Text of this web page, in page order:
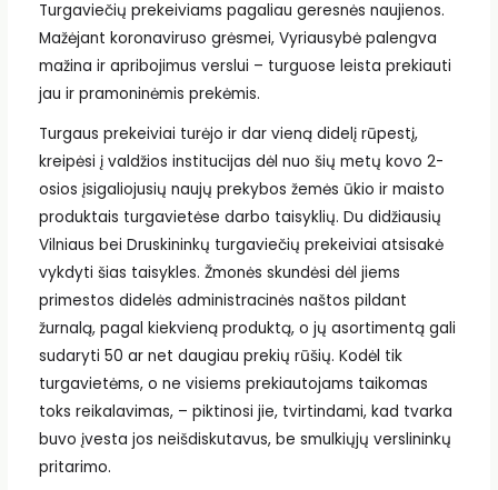
Turgaviečių prekeiviams pagaliau geresnės naujienos.
Mažėjant koronaviruso grėsmei, Vyriausybė palengva
mažina ir apribojimus verslui – turguose leista prekiauti
jau ir pramoninėmis prekėmis.
Turgaus prekeiviai turėjo ir dar vieną didelį rūpestį,
kreipėsi į valdžios institucijas dėl nuo šių metų kovo 2-
osios įsigaliojusių naujų prekybos žemės ūkio ir maisto
produktais turgavietėse darbo taisyklių. Du didžiausių
Vilniaus bei Druskininkų turgaviečių prekeiviai atsisakė
vykdyti šias taisykles. Žmonės skundėsi dėl jiems
primestos didelės administracinės naštos pildant
žurnalą, pagal kiekvieną produktą, o jų asortimentą gali
sudaryti 50 ar net daugiau prekių rūšių. Kodėl tik
turgavietėms, o ne visiems prekiautojams taikomas
toks reikalavimas, – piktinosi jie, tvirtindami, kad tvarka
buvo įvesta jos neišdiskutavus, be smulkiųjų verslininkų
pritarimo.